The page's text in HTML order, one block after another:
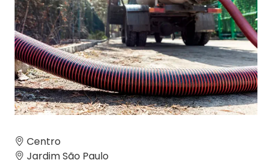
Centro
Jardim São Paulo